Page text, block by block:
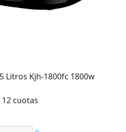
Litros Kjh-1800fc 1800w
12 cuotas